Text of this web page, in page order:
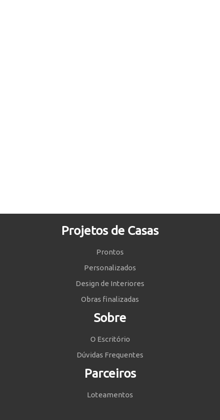
Projetos de Casas
Prontos
Personalizados
Design de Interiores
Obras finalizadas
Sobre
O Escritório
Dúvidas Frequentes
Parceiros
Loteamentos